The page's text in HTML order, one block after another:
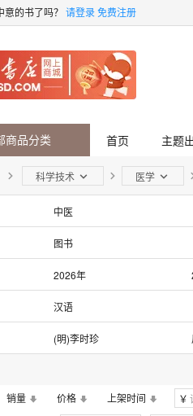
意的书了吗？ 请登录免费注册
商品分类 首页 主题
科学技术 医学
中医
图书
2026年
2016年
2011年
汉语
(明)李时珍
(清)汪昂
销量 价格 上架时间 ￥